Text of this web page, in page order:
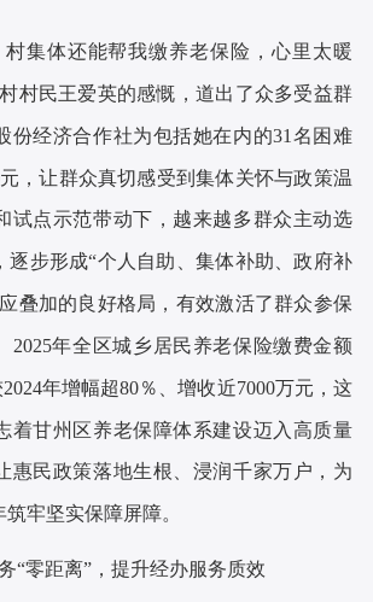
集体还能帮我缴养老保险，心里太暖
村民王爱英的感慨，道出了众多受益群
份经济合作社为包括她在内的31名困难
，让群众真切感受到集体关怀与政策温
试点示范带动下，越来越多群众主动选
逐步形成“个人自助、集体补助、政府补
叠加的良好格局，有效激活了群众参保
2025年全区城乡居民养老保险缴费金额
年增幅超80％、增收近7000万元，这
着甘州区养老保障体系建设迈入高质量
惠民政策落地生根、浸润千家万户，为
牢坚实保障屏障。
“零距离”，提升经办服务质效